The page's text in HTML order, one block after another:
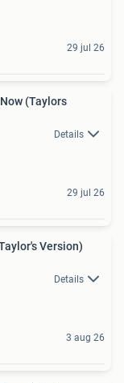
29 jul 26
(Taylors
Details
29 jul 26
Version)
Details
3 aug 26